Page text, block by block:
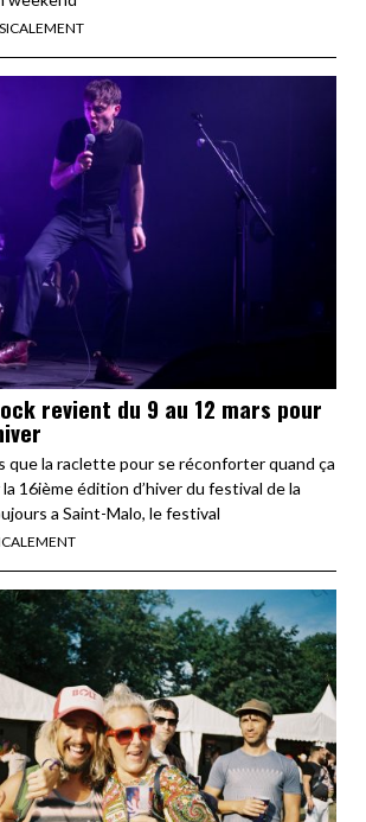
revient du 9 au 12 mars pour
que la raclette pour se réconforter quand ça
16ième édition d’hiver du festival de la
a Saint-Malo, le festival